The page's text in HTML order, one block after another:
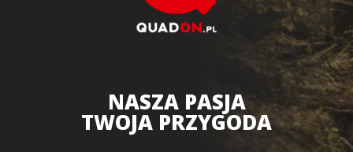
NASZA PASJA
TWOJA PRZYGODA